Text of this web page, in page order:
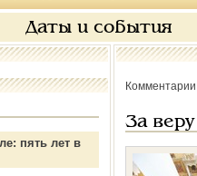
Даты и события
пять лет в
За